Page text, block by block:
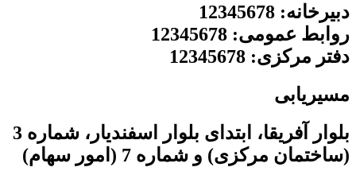
دبیرخانه: 12345678
روابط عمومی: 12345678
دفتر مرکزی: 12345678
مسیریابی
بلوار آفریقا، ابتدای بلوار اسفندیار، شماره 3
(ساختمان مرکزی) و شماره 7 (امور سهام)